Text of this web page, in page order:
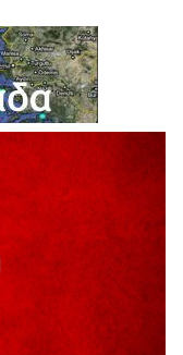
συναυλία
«Μικρές
για κλοπή
“Καστράκι”,